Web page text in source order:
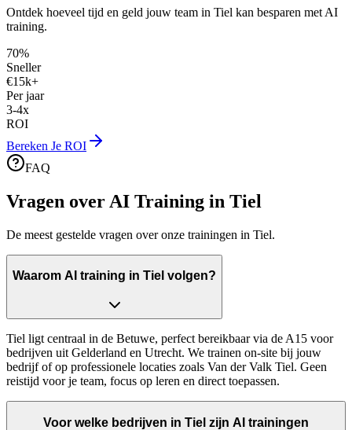
Ontdek hoeveel tijd en geld jouw team in Tiel kan besparen met AI
training.
70%
Sneller
€15k+
Per jaar
3-4x
ROI
Bereken Je ROI
FAQ
Vragen over AI Training in Tiel
De meest gestelde vragen over onze trainingen in Tiel.
Waarom AI training in Tiel volgen?
Tiel ligt centraal in de Betuwe, perfect bereikbaar via de A15 voor
bedrijven uit Gelderland en Utrecht. We trainen on-site bij jouw
bedrijf of op professionele locaties zoals Van der Valk Tiel. Geen
reistijd voor je team, focus op leren en direct toepassen.
Voor welke bedrijven in Tiel zijn AI trainingen